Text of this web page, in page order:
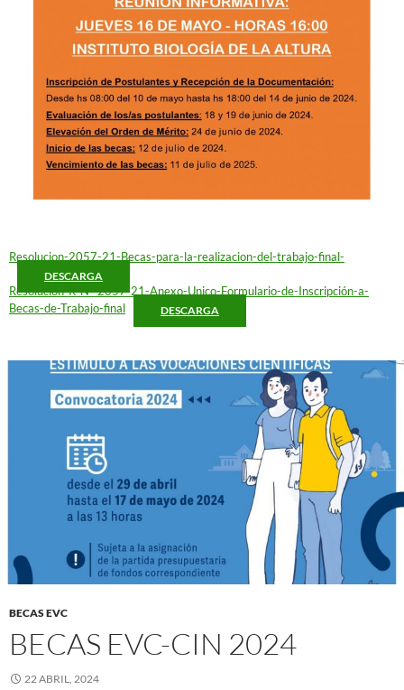
Resolucion-2057-21-Becas-para-la-realizacion-del-trabajo-final-
DESCARGA
Resolucion-R-N°-2057-21-Anexo-Unico-Formulario-de-Inscripción-a-
Becas-de-Trabajo-final
DESCARGA
BECAS EVC
BECAS EVC-CIN 2024
22 ABRIL, 2024